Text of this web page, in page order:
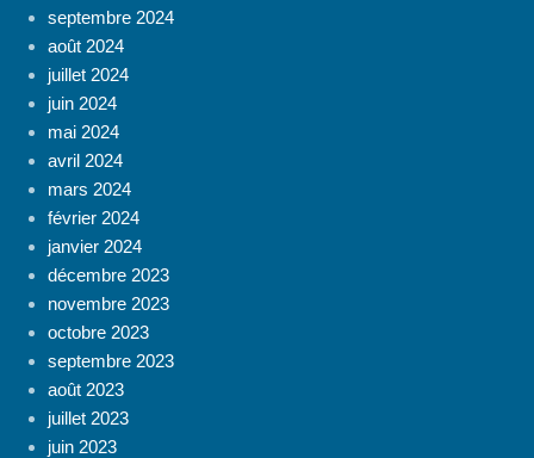
septembre 2024
août 2024
juillet 2024
juin 2024
mai 2024
avril 2024
mars 2024
février 2024
janvier 2024
décembre 2023
novembre 2023
octobre 2023
septembre 2023
août 2023
juillet 2023
juin 2023